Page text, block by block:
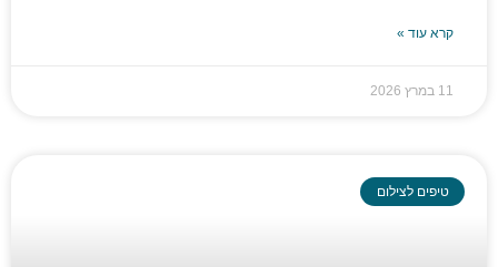
קרא עוד »
11 במרץ 2026
טיפים לצילום